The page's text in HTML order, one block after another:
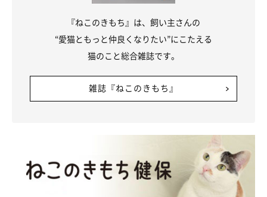
『ねこのきもち』は、飼い主さんの
“愛猫ともっと仲良くなりたい”にこたえる
猫のこと総合雑誌です。
雑誌『ねこのきもち』